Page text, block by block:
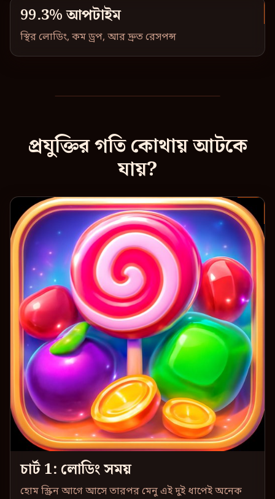
99.3% আপটাইম
স্থির লোডিং, কম ড্রপ, আর দ্রুত রেসপন্স
প্রযুক্তির গতি কোথায় আটকে
যায়?
চার্ট 1: লোডিং সময়
হোম স্ক্রিন আগে আসে তারপর মেনু এই দুই ধাপেই অনেক